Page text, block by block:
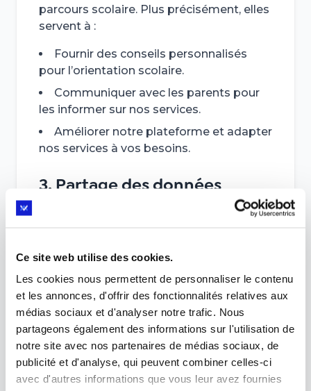
Ce site web utilise des cookies.
Les cookies nous permettent de personnaliser le contenu
et les annonces, d'offrir des fonctionnalités relatives aux
médias sociaux et d'analyser notre trafic. Nous
partageons également des informations sur l'utilisation de
notre site avec nos partenaires de médias sociaux, de
publicité et d'analyse, qui peuvent combiner celles-ci
avec d'autres informations que vous leur avez fournies
parcours scolaire. Plus précisément, elles
servent à :
Fournir des conseils personnalisés
pour l’orientation scolaire.
Communiquer avec les parents pour
les informer sur nos services.
Améliorer notre plateforme et adapter
nos services à vos besoins.
3. Partage des données
Vos données ne seront jamais vendues
peuvent être partagées avec nos
prestataires de services de confiance
pour assurer le bon fonctionnement de la
plateforme (par exemple, hébergement
ou analyse de données).
4. Sécurité des données